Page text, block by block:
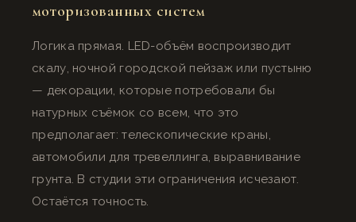
моторизованных систем
Логика прямая. LED-объём воспроизводит
скалу, ночной городской пейзаж или пустыню
— декорации, которые потребовали бы
натурных съёмок со всем, что это
предполагает: телескопические краны,
автомобили для тревеллинга, выравнивание
грунта. В студии эти ограничения исчезают.
Остаётся точность.